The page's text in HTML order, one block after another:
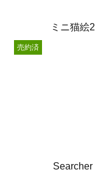
ミニ猫絵2
Searcher
売約済